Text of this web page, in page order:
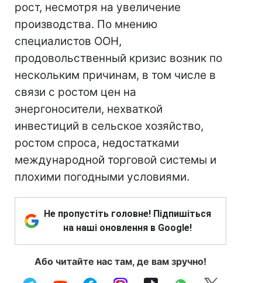
рост, несмотря на увеличение
производства. По мнению
специалистов ООН,
продовольственный кризис возник по
нескольким причинам, в том числе в
связи с ростом цен на
энергоносители, нехваткой
инвестиций в сельское хозяйство,
ростом спроса, недостатками
международной торговой системы и
плохими погодными условиями.
Не пропустіть головне! Підпишіться
на наші оновлення в Google!
Або читайте нас там, де вам зручно!